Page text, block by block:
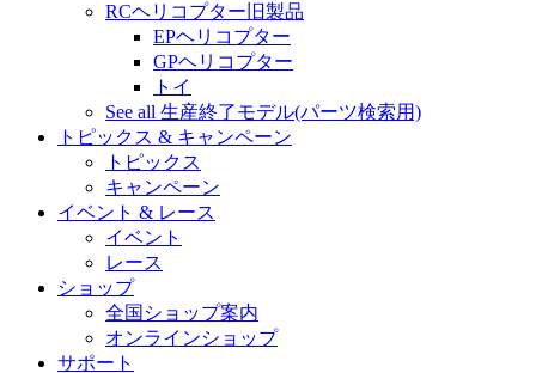
RCヘリコプター旧製品
EPヘリコプター
GPヘリコプター
トイ
See all 生産終了モデル(パーツ検索用)
トピックス & キャンペーン
トピックス
キャンペーン
イベント & レース
イベント
レース
ショップ
全国ショップ案内
オンラインショップ
サポート